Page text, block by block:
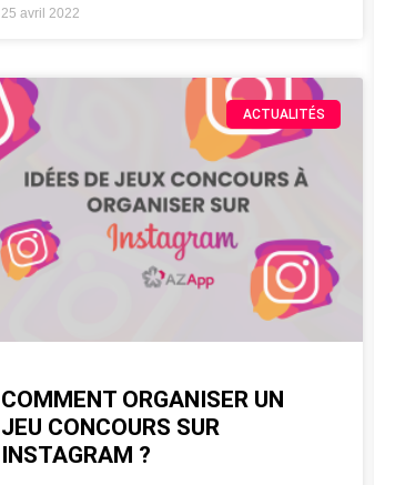
25 avril 2022
ACTUALITÉS
COMMENT ORGANISER UN
JEU CONCOURS SUR
INSTAGRAM ?